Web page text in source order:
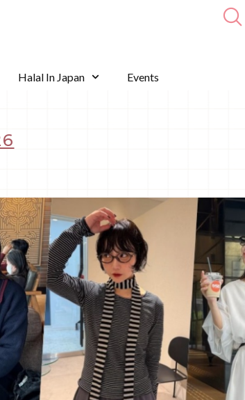
Halal In Japan Events